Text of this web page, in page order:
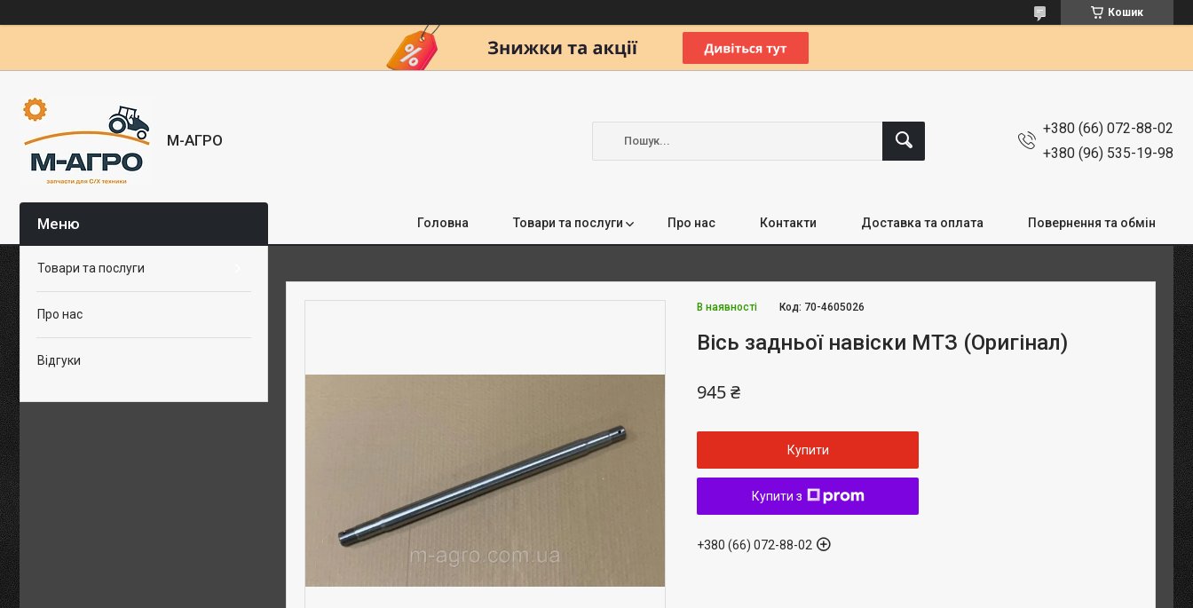
Кошик
М-АГРО
+380 (66) 072-88-02
+380 (96) 535-19-98
Головна Товари та послуги Про нас Контакти Доставка та оплата Повернення та обмін
В наявності Код: 70-4605026
Вісь задньої навіски МТЗ (Оригінал)
945 ₴
Купити
Купити з
+380 (66) 072-88-02
Товари та послуги
Про нас
Відгуки